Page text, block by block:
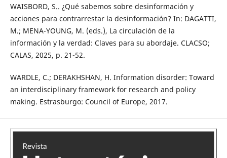
WAISBORD, S.. ¿Qué sabemos sobre desinformación y
acciones para contrarrestar la desinformación? In: DAGATTI,
M.; MENA-YOUNG, M. (eds.), La circulación de la
información y la verdad: Claves para su abordaje. CLACSO;
CALAS, 2025, p. 21-52.
WARDLE, C.; DERAKHSHAN, H. Information disorder: Toward
an interdisciplinary framework for research and policy
making. Estrasburgo: Council of Europe, 2017.